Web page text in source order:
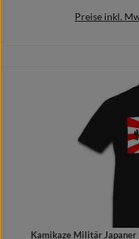
Preise inkl.
Kamikaze Militär Japaner